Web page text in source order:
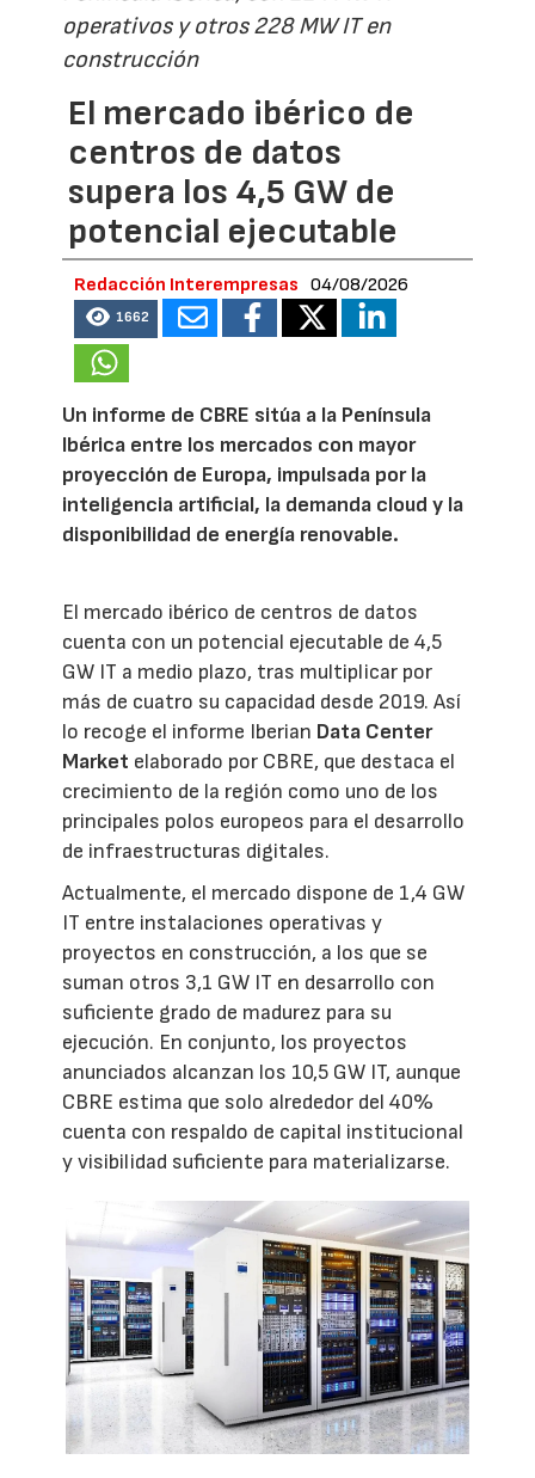
operativos y otros 228 MW IT en
construcción
El mercado ibérico de
centros de datos
supera los 4,5 GW de
potencial ejecutable
Redacción Interempresas 04/08/2026
1662
Un informe de CBRE sitúa a la Península
Ibérica entre los mercados con mayor
proyección de Europa, impulsada por la
inteligencia artificial, la demanda cloud y la
disponibilidad de energía renovable.
El mercado ibérico de centros de datos
cuenta con un potencial ejecutable de 4,5
GW IT a medio plazo, tras multiplicar por
más de cuatro su capacidad desde 2019. Así
lo recoge el informe Iberian Data Center
Market elaborado por CBRE, que destaca el
crecimiento de la región como uno de los
principales polos europeos para el desarrollo
de infraestructuras digitales.
Actualmente, el mercado dispone de 1,4 GW
IT entre instalaciones operativas y
proyectos en construcción, a los que se
suman otros 3,1 GW IT en desarrollo con
suficiente grado de madurez para su
ejecución. En conjunto, los proyectos
anunciados alcanzan los 10,5 GW IT, aunque
CBRE estima que solo alrededor del 40%
cuenta con respaldo de capital institucional
y visibilidad suficiente para materializarse.